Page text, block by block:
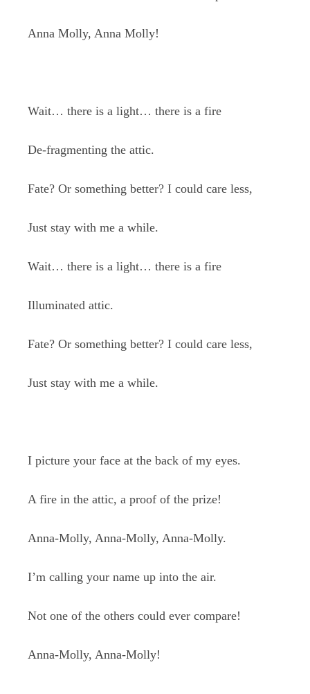
Anna Molly, Anna Molly!
Wait… there is a light… there is a fire
De-fragmenting the attic.
Fate? Or something better? I could care less,
Just stay with me a while.
Wait… there is a light… there is a fire
Illuminated attic.
Fate? Or something better? I could care less,
Just stay with me a while.
I picture your face at the back of my eyes.
A fire in the attic, a proof of the prize!
Anna-Molly, Anna-Molly, Anna-Molly.
I’m calling your name up into the air.
Not one of the others could ever compare!
Anna-Molly, Anna-Molly!